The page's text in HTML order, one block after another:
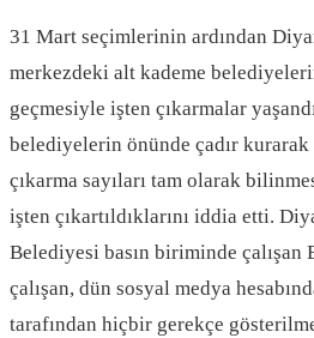
31 Mart seçimlerinin ardından
merkezdeki alt kademe
geçmesiyle işten çıkarmalar
belediyelerin önünde çadır kurarak
çıkarma sayıları tam olarak
işten çıkartıldıklarını iddia etti.
Belediyesi basın biriminde çalışan
çalışan, dün sosyal medya
tarafından hiçbir gerekçe